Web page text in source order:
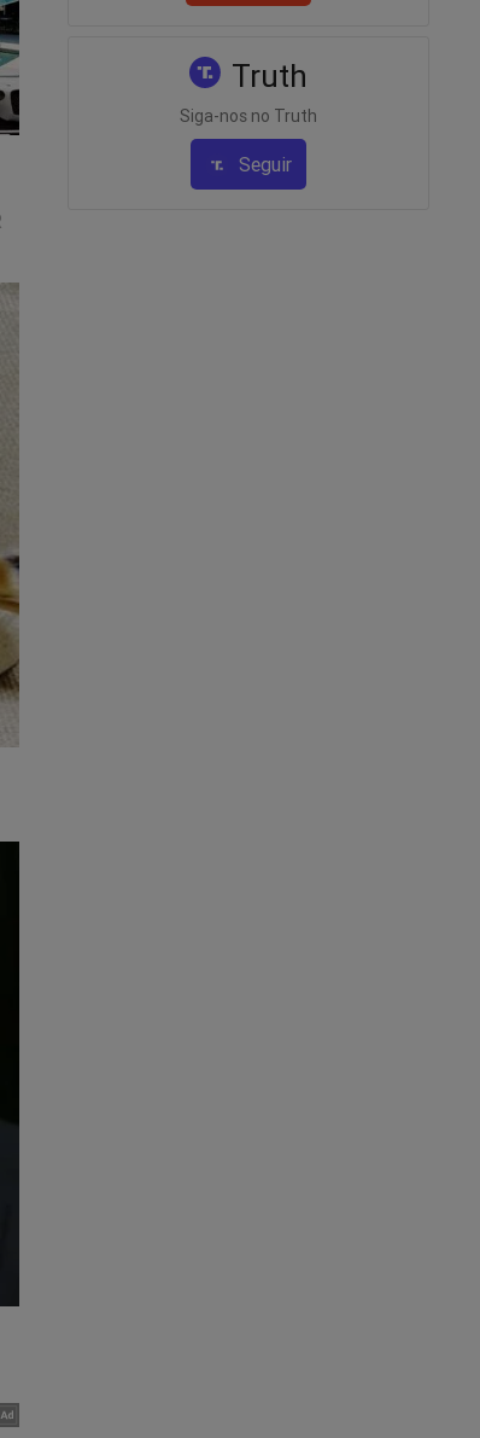
Truth
Siga-nos no Truth
Seguir